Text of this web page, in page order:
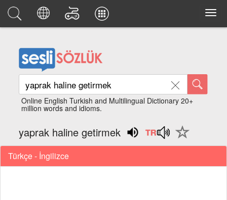
Online English Turkish and Multilingual Dictionary 20+
million words and idioms.
yaprak haline getirmek
Türkçe - İngilizce